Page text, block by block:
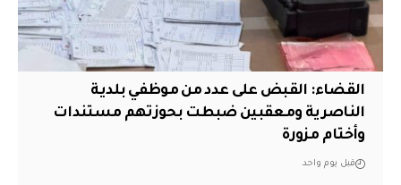
القضاء: القبض على عدد من موظفي بلدية
الناصرية ومعقبين ضبطت بحوزتهم مستندات
وأختام مزورة
قبل يوم واحد